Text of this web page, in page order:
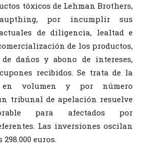
tóxicos de Lehman Brothers,
por incumplir sus
de diligencia, lealtad e
de los productos,
daños y abono de intereses,
recibidos. Se trata de la
en volumen y por número
tribunal de apelación resuelve
para afectados por
Las inversiones oscilan
euros.